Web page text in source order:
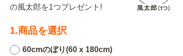
の風太郎を1つプレゼント!
1.商品を選択
60cmのぼり(60 x 180cm)